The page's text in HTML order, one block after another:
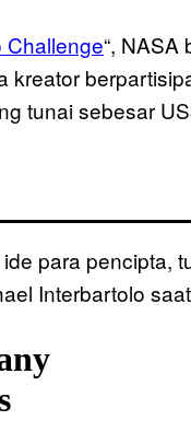
Challenge“,
kreator
tunai sebesar
para pencipta,
Interbartolo